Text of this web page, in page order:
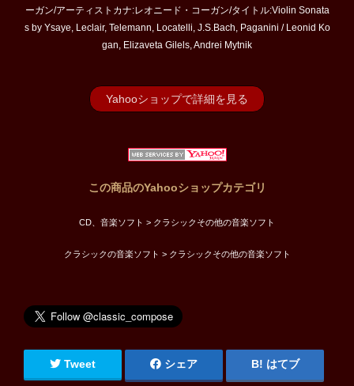
ーガン/アーティストカナ:レオニード・コーガン/タイトル:Violin Sonata
s by Ysaye, Leclair, Telemann, Locatelli, J.S.Bach, Paganini / Leonid Ko
gan, Elizaveta Gilels, Andrei Mytnik
Yahooショップで詳細を見る
この商品のYahooショップカテゴリ
CD、音楽ソフト > クラシックその他の音楽ソフト
クラシックの音楽ソフト > クラシックその他の音楽ソフト
Tweet シェア はてブ